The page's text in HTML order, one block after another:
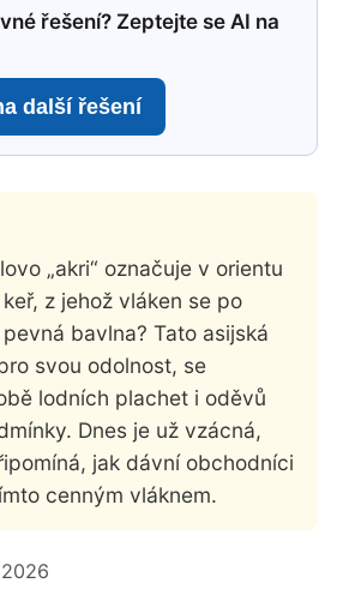
řešení? Zeptejte se AI na
další řešení
„akri“ označuje v orientu
z jehož vláken se po
bavlna? Tato asijská
svou odolnost, se
lodních plachet i oděvů
Dnes je už vzácná,
jak dávní obchodníci
cenným vláknem.